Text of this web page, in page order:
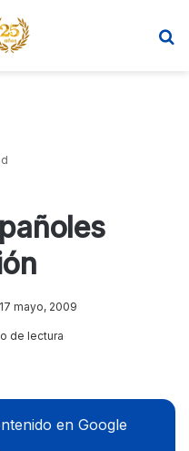
17 mayo, 2009
de lectura
en Google